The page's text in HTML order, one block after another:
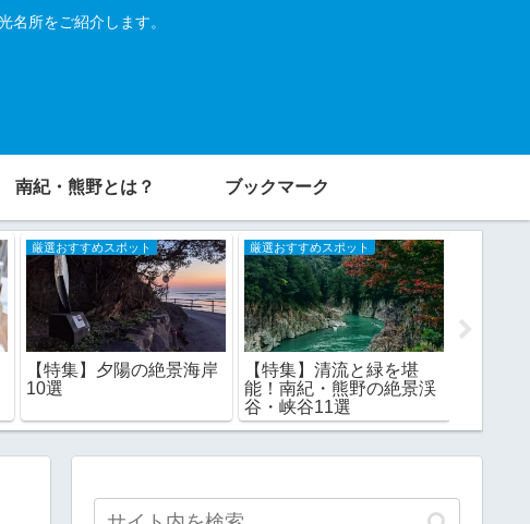
所をご紹介します。
南紀・熊野とは？ ブックマーク
厳選おすすめスポット
【特集】夕陽の絶景海岸
10選
厳選おすすめスポット
【特集】清流と緑を堪
能！南紀・熊野の絶景渓
谷・峡谷11選